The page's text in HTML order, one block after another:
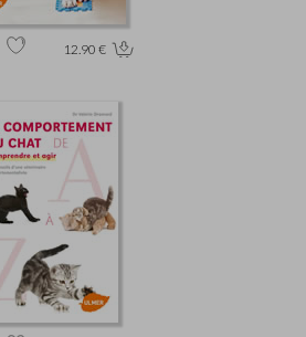
12.90 €